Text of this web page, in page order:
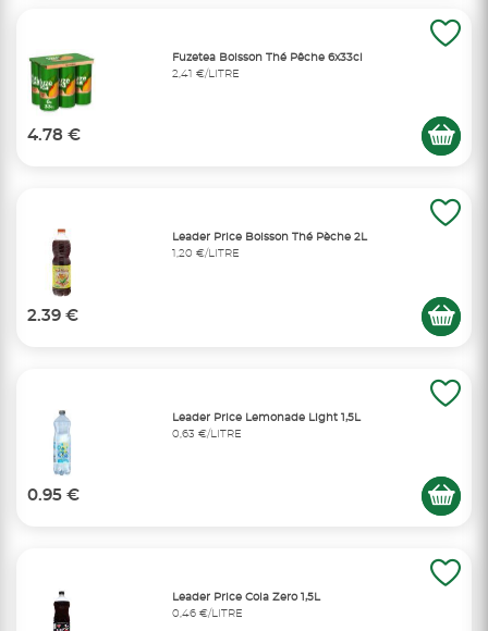
Fuzetea Boisson Thé Pêche 6x33cl
2,41 €/LITRE
4.78 €
Leader Price Boisson Thé Pèche 2L
1,20 €/LITRE
2.39 €
Leader Price Lemonade Light 1,5L
0,63 €/LITRE
0.95 €
Leader Price Cola Zero 1,5L
0,46 €/LITRE